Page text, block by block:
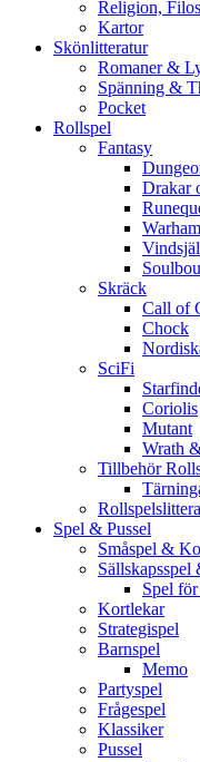
Religion,
Kartor
Skönlitteratur
Romaner &
Spänning &
Pocket
Rollspel
Fantasy
Drakar
Vindsjäl
Skräck
Call of
Chock
SciFi
Coriolis
Mutant
Wrath
Tillbehör
Spel & Pussel
Småspel &
Sällskapsspel
Spel
Kortlekar
Strategispel
Barnspel
Memo
Partyspel
Frågespel
Klassiker
Pussel